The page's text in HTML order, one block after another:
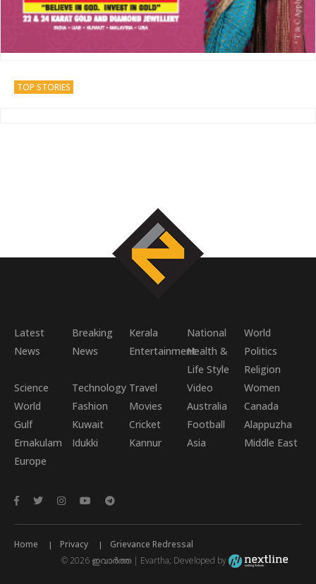
TOP STORIES
Latest
News
Breaking
News
Kerala National
World
EntertainmentHealth &
Life Style
Politics
Religion
Science
World
Technology Travel Video
Women
Fashion
Movies Australia
Canada
Gulf
Kuwait Cricket Football
Alappuzha
Ernakulam
Idukki Kannur Asia
Middle East
Europe
Home Privacy
Grievance Redressal
© 2026 ഇവാർത്ത | Evartha; Developed by